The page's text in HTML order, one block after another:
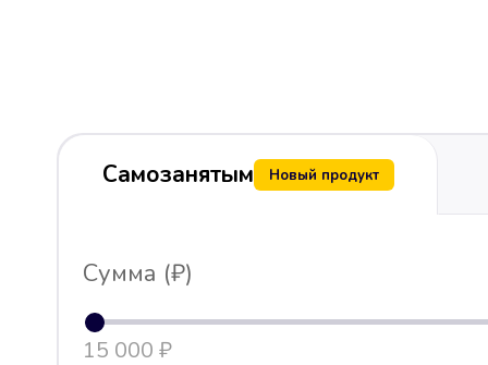
Самозанятым Новый продукт
Сумма (₽)
15 000 ₽